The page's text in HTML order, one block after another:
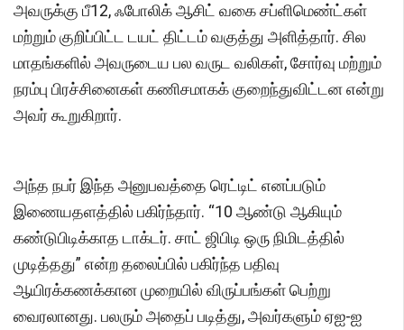
அவருக்கு பீ12, ஃபோலிக் ஆசிட் வகை சப்ளிமெண்ட்கள்
மற்றும் குறிப்பிட்ட டயட் திட்டம் வகுத்து அளித்தார். சில
மாதங்களில் அவருடைய பல வருட வலிகள், சோர்வு மற்றும்
நரம்பு பிரச்சினைகள் கணிசமாகக் குறைந்துவிட்டன என்று
அவர் கூறுகிறார்.
அந்த நபர் இந்த அனுபவத்தை ரெட்டிட் எனப்படும்
இணையதளத்தில் பகிர்ந்தார். “10 ஆண்டு ஆகியும்
கண்டுபிடிக்காத டாக்டர். சாட் ஜிபிடி ஒரு நிமிடத்தில்
முடித்தது” என்ற தலைப்பில் பகிர்ந்த பதிவு
ஆயிரக்கணக்கான முறையில் விருப்பங்கள் பெற்று
வைரலானது. பலரும் அதைப் படித்து, அவர்களும் ஏஐ-ஐ